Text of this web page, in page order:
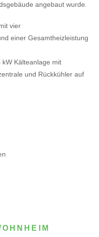
angebaut wurde.
vier
einer Gesamtheizleistung
Kälteanlage mit
und Rückkühler auf